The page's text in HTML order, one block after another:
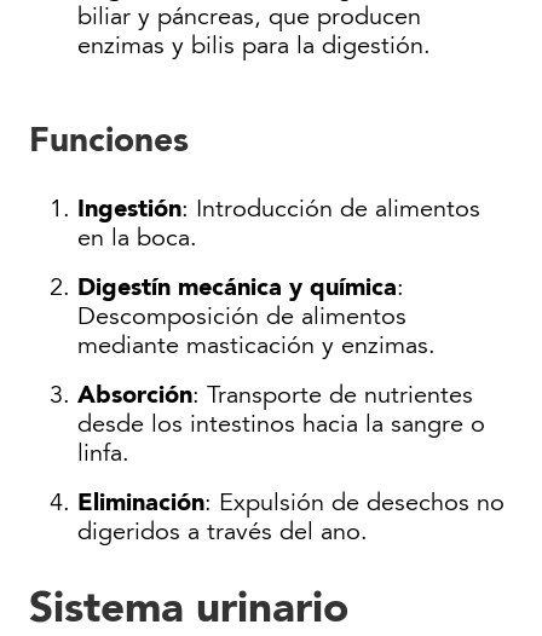
biliar y páncreas, que producen
enzimas y bilis para la digestión.
Funciones
Ingestión: Introducción de alimentos
en la boca.
Digestín mecánica y química:
Descomposición de alimentos
mediante masticación y enzimas.
Absorción: Transporte de nutrientes
desde los intestinos hacia la sangre o
linfa.
Eliminación: Expulsión de desechos no
digeridos a través del ano.
Sistema urinario